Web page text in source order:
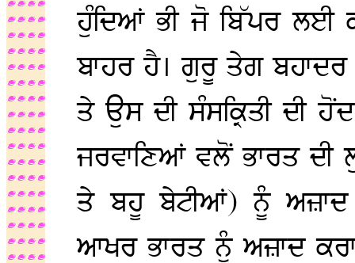
ਹੁੰਦਿਆਂ ਭੀ ਜੋ ਬਿੱਪਰ ਲਈ
ਬਾਹਰ ਹੈ। ਗੁਰੂ ਤੇਗ
ਤੇ ਉਸ ਦੀ ਸੰਸਕ੍ਰਿਤੀ ਦੀ
ਜਰਵਾਣਿਆਂ ਵਲੋਂ ਭਾਰਤ ਦੀ
ਤੇ ਬਹੂ ਬੇਟੀਆਂ) ਨੂੰ ਅਜ਼ਾਦ
ਆਖਰ ਭਾਰਤ ਨੂੰ ਅਜ਼ਾਦ